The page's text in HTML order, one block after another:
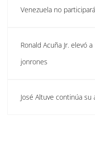
Venezuela no
Ronald Acuña Jr. elevó
jonrones
José Altuve continúa